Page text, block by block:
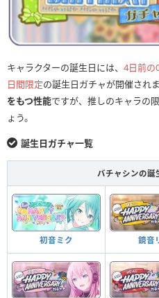
キャラクターの誕生日には、 4日前の
日間限定の誕生日ガチャが開催されま
をもつ性能ですが、推しのキャラの
ょう。
誕生日ガチャ一覧
バチャシンの誕
初音ミク 鏡音